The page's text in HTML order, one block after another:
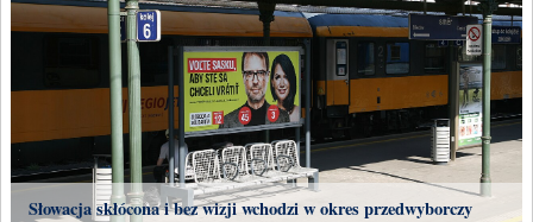
Słowacja skłócona i bez wizji wchodzi w okres przedwyborczy